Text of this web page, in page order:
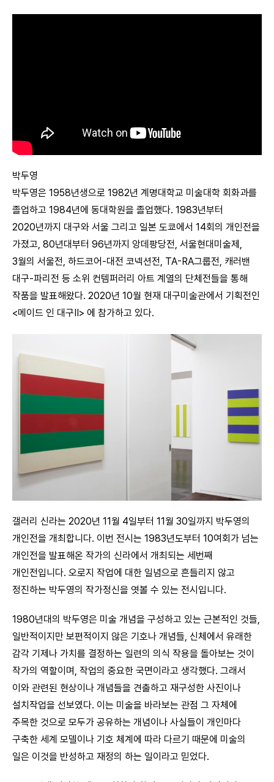
박두영
박두영은 1958년생으로 1982년 계명대학교 미술대학 회화과를
졸업하고 1984년에 동대학원을 졸업했다. 1983년부터
2020년까지 대구와 서울 그리고 일본 도쿄에서 14회의 개인전을
가졌고, 80년대부터 96년까지 앙데팡당전, 서울현대미술제,
3월의 서울전, 하드코어-대전 코넥션전, TA-RA그룹전, 캐러밴
대구-파리전 등 소위 컨템퍼러리 아트 계열의 단체전들을 통해
작품을 발표해왔다. 2020년 10월 현재 대구미술관에서 기획전인
<메이드 인 대구Ⅱ> 에 참가하고 있다.
갤러리 신라는 2020년 11월 4일부터 11월 30일까지 박두영의
개인전을 개최합니다. 이번 전시는 1983년도부터 10여회가 넘는
개인전을 발표해온 작가의 신라에서 개최되는 세번째
개인전입니다. 오로지 작업에 대한 일념으로 흔들리지 않고
정진하는 박두영의 작가정신을 엿볼 수 있는 전시입니다.
1980년대의 박두영은 미술 개념을 구성하고 있는 근본적인 것들,
일반적이지만 보편적이지 않은 기호나 개념들, 신체에서 유래한
감각 기제나 가치를 결정하는 일련의 의식 작용을 돌아보는 것이
작가의 역할이며, 작업의 중요한 국면이라고 생각했다. 그래서
이와 관련된 현상이나 개념들을 견출하고 재구성한 사진이나
설치작업을 선보였다. 이는 미술을 바라보는 관점 그 자체에
주목한 것으로 모두가 공유하는 개념이나 사실들이 개인마다
구축한 세계 모델이나 기호 체계에 따라 다르기 때문에 미술의
일은 이것을 반성하고 재정의 하는 일이라고 믿었다.